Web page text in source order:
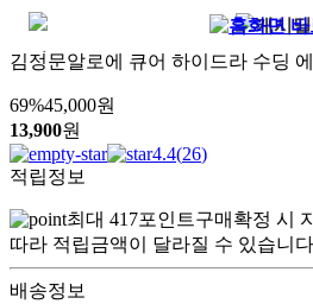
김정문알로에 큐어 하이드라 수딩
69%45,000원
13,900원
4.4(26)
적립정보
최대 417포인트구매확정 시
따라 적립금액이 달라질 수 있습니
배송정보